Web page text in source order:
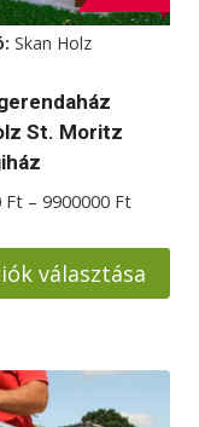
Skan Holz
St. Moritz
Ft – 9900000 Ft
-
választása